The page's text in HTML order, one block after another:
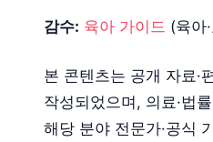
감수: 육아 가이드 (육아
본 콘텐츠는 공개 자료·
작성되었으며, 의료·법
해당 분야 전문가·공식